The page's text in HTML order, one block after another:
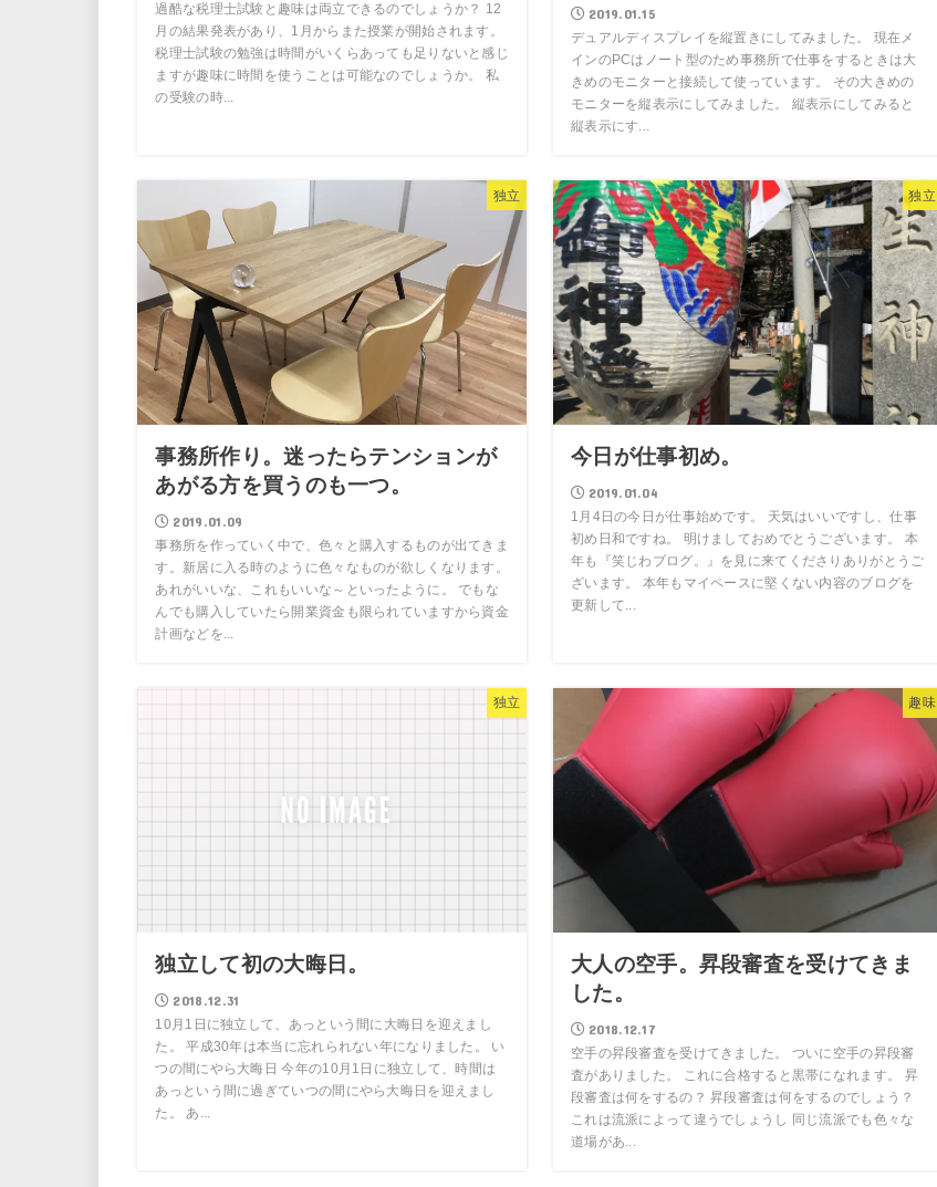
過酷な税理士試験と趣味は両立できるのでしょうか？ 12
月の結果発表があり、1月からまた授業が開始されます。
税理士試験の勉強は時間がいくらあっても足りないと感じ
ますが趣味に時間を使うことは可能なのでしょうか。 私
の受験の時...
2019.01.15
デュアルディスプレイを縦置きにしてみました。 現在メ
インのPCはノート型のため事務所で仕事をするときは大
きめのモニターと接続して使っています。 その大きめの
モニターを縦表示にしてみました。 縦表示にしてみると
縦表示にす...
独立
事務所作り。迷ったらテンションが
あがる方を買うのも一つ。
2019.01.09
事務所を作っていく中で、色々と購入するものが出てきま
す。新居に入る時のように色々なものが欲しくなります。
あれがいいな、これもいいな～といったように。 でもな
んでも購入していたら開業資金も限られていますから資金
計画などを...
独立
今日が仕事初め。
2019.01.04
1月4日の今日が仕事始めです。 天気はいいですし、仕事
初め日和ですね。 明けましておめでとうございます。 本
年も『笑じわブログ。』を見に来てくださりありがとうご
ざいます。 本年もマイペースに堅くない内容のブログを
更新して...
独立
独立して初の大晦日。
2018.12.31
10月1日に独立して、あっという間に大晦日を迎えまし
た。 平成30年は本当に忘れられない年になりました。 い
つの間にやら大晦日 今年の10月1日に独立して、時間は
あっという間に過ぎていつの間にやら大晦日を迎えまし
た。 あ...
趣味
大人の空手。昇段審査を受けてきま
した。
2018.12.17
空手の昇段審査を受けてきました。 ついに空手の昇段審
査がありました。 これに合格すると黒帯になれます。 昇
段審査は何をするの？ 昇段審査は何をするのでしょう？
これは流派によって違うでしょうし 同じ流派でも色々な
道場があ...